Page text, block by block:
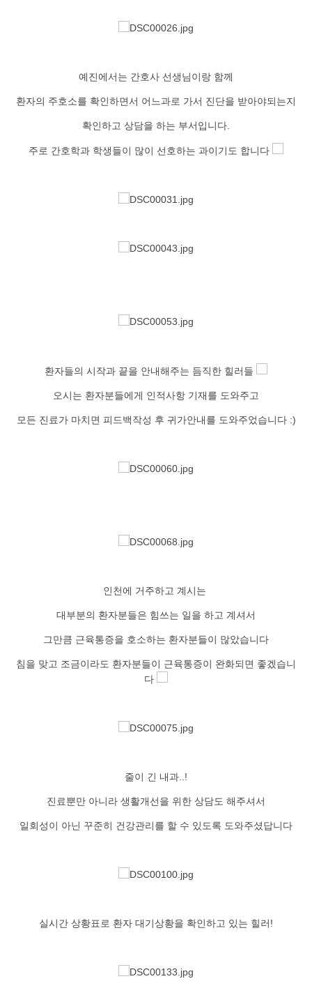
예진에서는 간호사 선생님이랑 함께
환자의 주호소를 확인하면서 어느과로 가서 진단을 받아야되는지
확인하고 상담을 하는 부서입니다.
주로 간호학과 학생들이 많이 선호하는 과이기도 합니다
환자들의 시작과 끝을 안내해주는 듬직한 힐러들
오시는 환자분들에게 인적사항 기재를 도와주고
모든 진료가 마치면 피드백작성 후 귀가안내를 도와주었습니다 :)
인천에 거주하고 계시는
대부분의 환자분들은 힘쓰는 일을 하고 계셔서
그만큼 근육통증을 호소하는 환자분들이 많았습니다
침을 맞고 조금이라도 환자분들이 근육통증이 완화되면 좋겠습니
다
줄이 긴 내과..!
진료뿐만 아니라 생활개선을 위한 상담도 해주셔서
일회성이 아닌 꾸준히 건강관리를 할 수 있도록 도와주셨답니다
실시간 상황표로 환자 대기상황을 확인하고 있는 힐러!